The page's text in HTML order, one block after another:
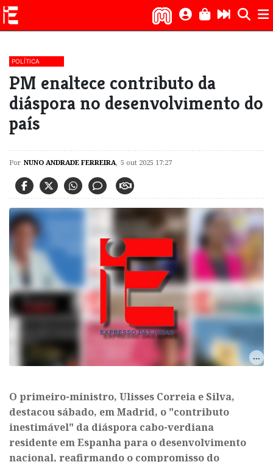
POLÍTICA
PM enaltece contributo da
diáspora no desenvolvimento do
país
Por NUNO ANDRADE FERREIRA, 5 out 2025 17:27
​O primeiro-ministro, Ulisses Correia e Silva,
destacou sábado, em Madrid, o "contributo
inestimável" da diáspora cabo-verdiana
residente em Espanha para o desenvolvimento
nacional, reafirmando o compromisso do